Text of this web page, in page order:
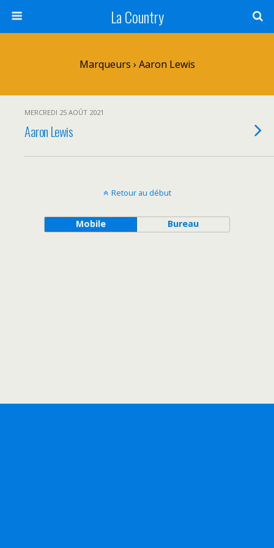
La Country
Marqueurs › Aaron Lewis
MERCREDI 25 AOÛT 2021
Aaron Lewis
Retour au début
Mobile Bureau